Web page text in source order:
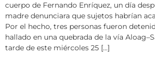
cuerpo de Fernando Enríquez, un día
madre denunciara que sujetos habrían
Por el hecho, tres personas fueron
hallado en una quebrada de la vía
tarde de este miércoles 25 […]